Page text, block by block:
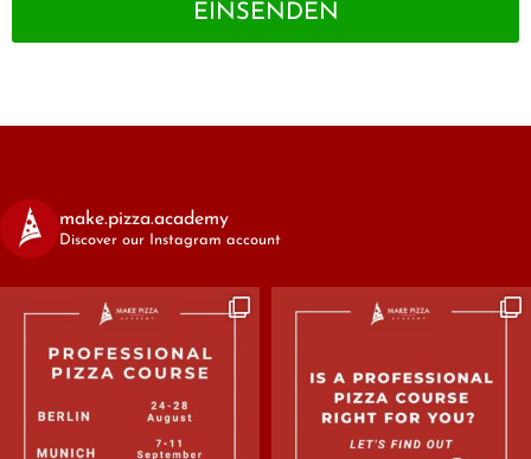
EINSENDEN
make.pizza.academy
Discover our Instagram account